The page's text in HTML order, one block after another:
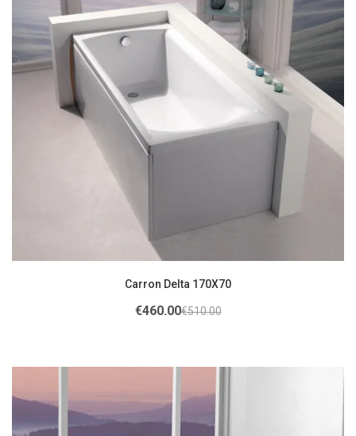
Carron Delta 170X70
€510.00
€460.00